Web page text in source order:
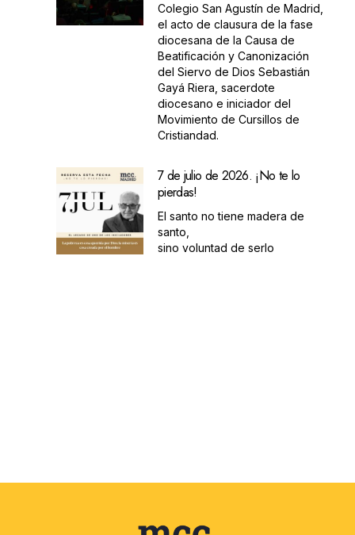
Colegio San Agustín de Madrid,
el acto de clausura de la fase
diocesana de la Causa de
Beatificación y Canonización
del Siervo de Dios Sebastián
Gayá Riera, sacerdote
diocesano e iniciador del
Movimiento de Cursillos de
Cristiandad.
7 de julio de 2026. ¡No te lo
pierdas!
El santo no tiene madera de
santo,
sino voluntad de serlo